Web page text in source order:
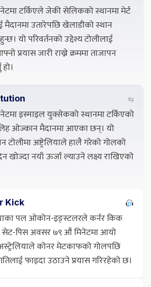
टर्किएले जेकी सेलिकको स्थानमा मेर्ट
मैदानमा उतारेपछि खेलाडीको स्थान
यो परिवर्तनको उद्देश्य टोलीलाई
प्रयास जारी राख्ने क्रममा ताजापन
⇆
इस्माइल युक्सेकको स्थानमा टर्किएको
ओज्कान मैदानमा आएका छन्। यो
टोलीमा अष्ट्रेलियाले हालै गरेको गोलको
खोज्दा नयाँ ऊर्जा ल्याउने लक्ष्य राखिएको
Kick
पल ओकोन-इङ्स्टलरले कर्नर किक
सेट-पिस अवसर ७९ औं मिनेटमा आयो
कोनर मेटकाफको गोलपछि
फाइदा उठाउने प्रयास गरिरहेको छ।